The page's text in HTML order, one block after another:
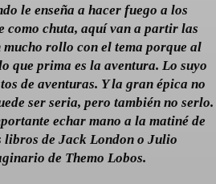
le enseña a hacer fuego a los
chuta, aquí van a partir las
mucho rollo con el tema porque al
que prima es la aventura. Lo suyo
de aventuras. Y la gran épica no
ser seria, pero también no serlo.
echar mano a la matiné de
libros de Jack London o Julio
de Themo Lobos.